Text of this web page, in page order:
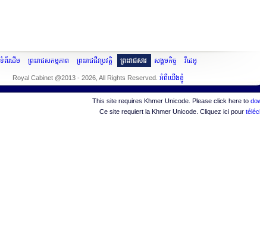
ទំព័រដើម ព្រះរាជសកម្មភាព ព្រះរាជជីវប្រវត្តិ ព្រះរាជសារ សង្គមកិច្ច វីដេអូ
Royal Cabinet @2013 - 2026, All Rights Reserved. អំពីយើងខ្ញុំ
This site requires Khmer Unicode. Please click here to
Ce site requiert la Khmer Unicode. Cliquez ici pour